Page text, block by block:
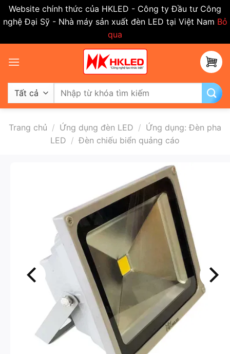
Website chính thức của HKLED - Công ty Đầu tư Công
nghệ Đại Sỹ - Nhà máy sản xuất đèn LED tại Việt Nam Bỏ
qua
qua
dung
Tìm
kiếm:
Trang chủ / Ứng dụng đèn LED / Ứng dụng: Đèn pha
LED / Đèn chiếu biển quảng cáo